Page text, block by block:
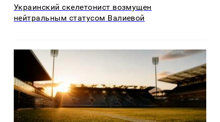
Украинский скелетонист возмущен
нейтральным статусом Валиевой